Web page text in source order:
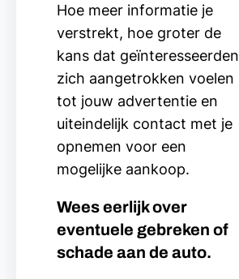
Hoe meer informatie je
verstrekt, hoe groter de
kans dat geïnteresseerden
zich aangetrokken voelen
tot jouw advertentie en
uiteindelijk contact met je
opnemen voor een
mogelijke aankoop.
Wees eerlijk over
eventuele gebreken of
schade aan de auto.